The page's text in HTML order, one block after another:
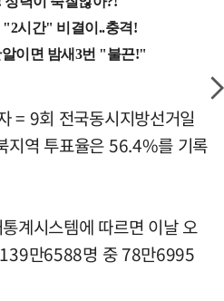
= 9회 전국동시지방선거일
지역 투표율은 56.4%를 기록
계시스템에 따르면 이날 오
만6588명 중 78만6995